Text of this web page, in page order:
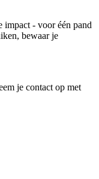
impact - voor één pand
bewaar je
je contact op met